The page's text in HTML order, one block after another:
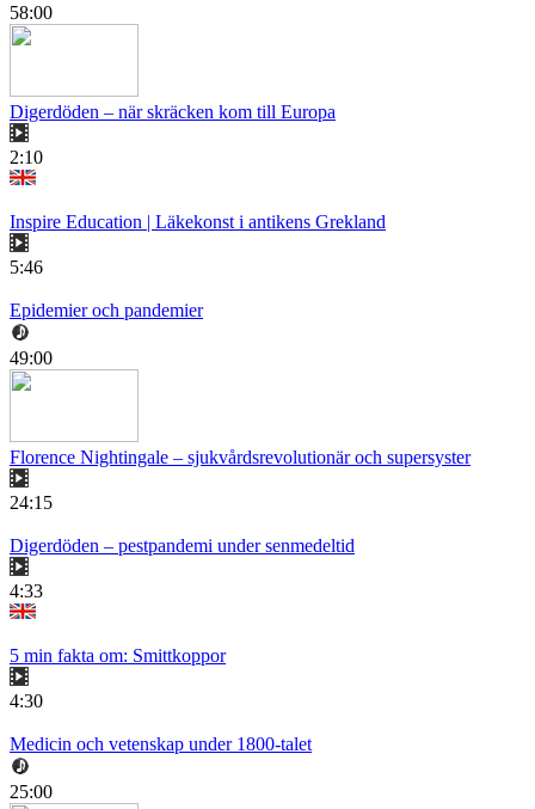
58:00
Digerdöden – när skräcken kom till Europa
2:10
Inspire Education | Läkekonst i antikens Grekland
5:46
Epidemier och pandemier
49:00
Florence Nightingale – sjukvårdsrevolutionär och supersyster
24:15
Digerdöden – pestpandemi under senmedeltid
4:33
5 min fakta om: Smittkoppor
4:30
Medicin och vetenskap under 1800-talet
25:00